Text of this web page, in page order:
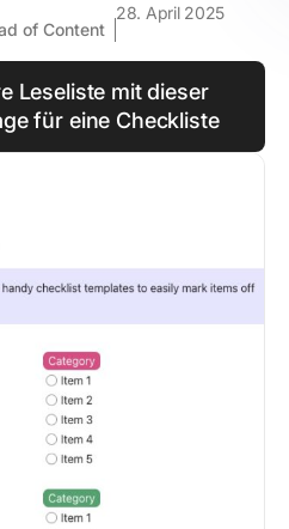
of Content
28. April 2025
Leseliste mit dieser
für eine Checkliste